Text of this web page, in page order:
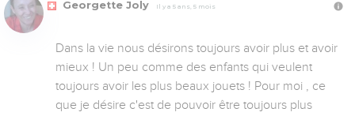
Georgette Joly Il y a 5 ans, 5 mois
Dans la vie nous désirons toujours avoir plus et avoir
mieux ! Un peu comme des enfants qui veulent
toujours avoir les plus beaux jouets ! Pour moi , ce
que je désire c'est de pouvoir être toujours plus